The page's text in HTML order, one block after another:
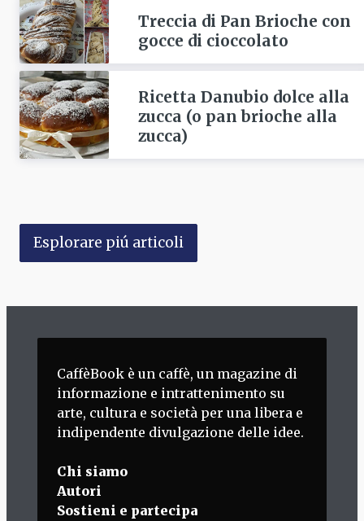
Treccia di Pan Brioche con
gocce di cioccolato
Ricetta Danubio dolce alla
zucca (o pan brioche alla
zucca)
Esplorare piú articoli
CaffèBook è un caffè, un magazine di
informazione e intrattenimento su
arte, cultura e società per una libera e
indipendente divulgazione delle idee.
Chi siamo
Autori
Sostieni e partecipa